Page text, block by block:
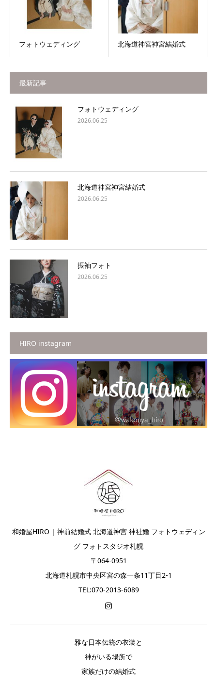
フォトウェディング 北海道神宮神宮結婚式
最新記事
フォトウェディング
2026.06.25
北海道神宮神宮結婚式
2026.06.25
振袖フォト
2026.06.25
HIRO instagram
和婚屋HIRO | 神前結婚式 北海道神宮 神社婚 フォトウェディン
グ フォトスタジオ札幌
〒064-0951
北海道札幌市中央区宮の森一条11丁目2-1
TEL:070-2013-6089
雅な日本伝統の衣装と
神がいる場所で
家族だけの結婚式